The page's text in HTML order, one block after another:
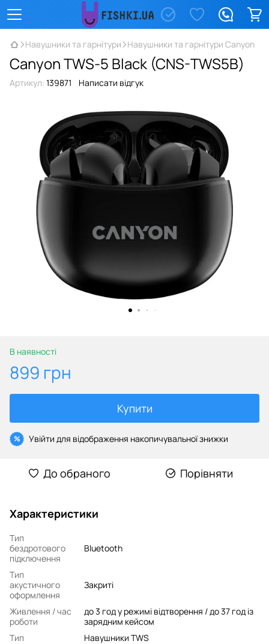
Навушники та гарнітури Навушники та гарнітури Canyon
Canyon TWS-5 Black (CNS-TWS5B)
Артикул: 139871 Написати відгук
В наявності
899 грн
Купити
% Увійти для відображення накопичувальної знижки
До обраного Порівняти
Характеристики
Тип
бездротового
підключення
Bluetooth
Тип
акустичного
оформлення
Закриті
Живлення / час
роботи
до 3 год у режимі відтворення / до 37 год із
зарядним кейсом
Тип
Навушники TWS